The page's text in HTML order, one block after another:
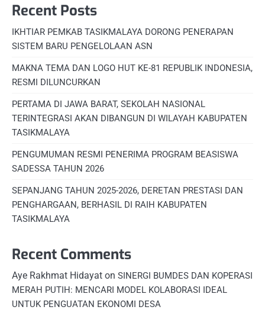
Recent Posts
IKHTIAR PEMKAB TASIKMALAYA DORONG PENERAPAN
SISTEM BARU PENGELOLAAN ASN
MAKNA TEMA DAN LOGO HUT KE-81 REPUBLIK INDONESIA,
RESMI DILUNCURKAN
PERTAMA DI JAWA BARAT, SEKOLAH NASIONAL
TERINTEGRASI AKAN DIBANGUN DI WILAYAH KABUPATEN
TASIKMALAYA
PENGUMUMAN RESMI PENERIMA PROGRAM BEASISWA
SADESSA TAHUN 2026
SEPANJANG TAHUN 2025-2026, DERETAN PRESTASI DAN
PENGHARGAAN, BERHASIL DI RAIH KABUPATEN
TASIKMALAYA
Recent Comments
Aye Rakhmat Hidayat on SINERGI BUMDES DAN KOPERASI
MERAH PUTIH: MENCARI MODEL KOLABORASI IDEAL
UNTUK PENGUATAN EKONOMI DESA